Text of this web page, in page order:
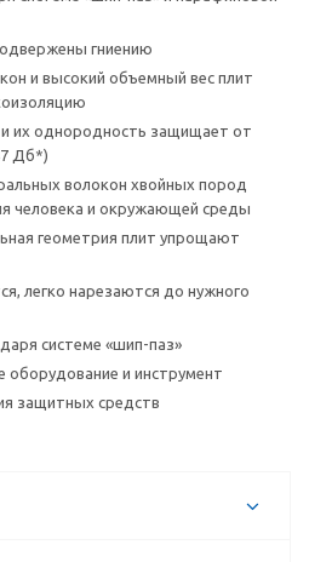
гниению
и высокий объемный вес плит
и их однородность защищает от
Дб*)
волокон хвойных пород
человека и окружающей среды
геометрия плит упрощают
легко нарезаются до нужного
системе «шип-паз»
оборудование и инструмент
защитных средств